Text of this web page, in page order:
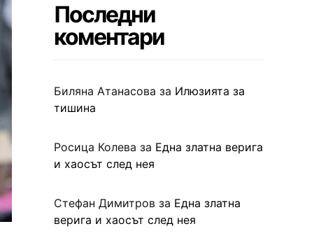
Последни
коментари
Биляна Атанасова за Илюзията за
тишина
Росица Колева за Една златна верига
и хаосът след нея
Стефан Димитров за Една златна
верига и хаосът след нея